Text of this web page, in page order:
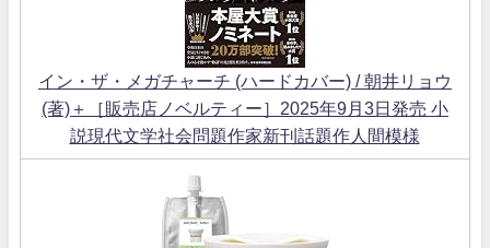
イン・ザ・メガチャーチ (ハードカバー) / 朝井リョウ
(著)＋［販売店ノベルティー］2025年9月3日発売 小
説現代文学社会問題作家新刊話題作人間模様